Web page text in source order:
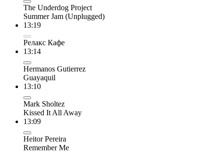
The Underdog Project
Summer Jam (Unplugged)
13:19
Релакс Кафе
13:14
Hermanos Gutierrez
Guayaquil
13:10
Mark Sholtez
Kissed It All Away
13:09
Heitor Pereira
Remember Me